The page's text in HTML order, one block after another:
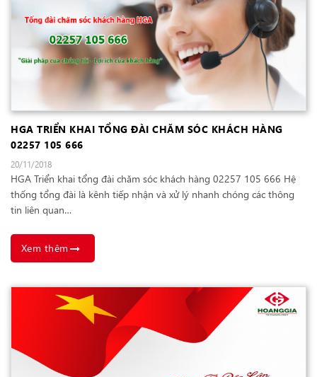
HGA TRIỂN KHAI TỔNG ĐÀI CHĂM SÓC KHÁCH HÀNG
02257 105 666
20/11/2018
HGA Triển khai tổng đài chăm sóc khách hàng 02257 105 666 Hệ
thống tổng đài là kênh tiếp nhận và xử lý nhanh chóng các thông
tin liên quan…
Xem thêm